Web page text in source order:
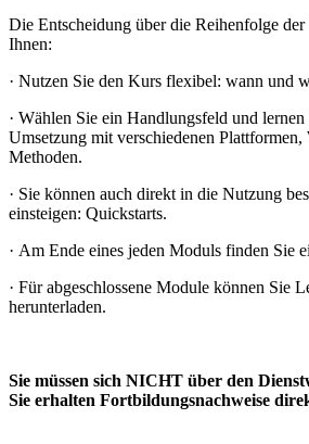
Die Entscheidung über die Reihenfolge
Ihnen:
· Nutzen Sie den Kurs flexibel: wann und
· Wählen Sie ein Handlungsfeld und lernen
Umsetzung mit verschiedenen Plattformen,
Methoden.
· Sie können auch direkt in die Nutzung
einsteigen: Quickstarts.
· Am Ende eines jeden Moduls finden Sie
· Für abgeschlossene Module können Sie
herunterladen.
Sie müssen sich NICHT über den
Sie erhalten Fortbildungsnachweise